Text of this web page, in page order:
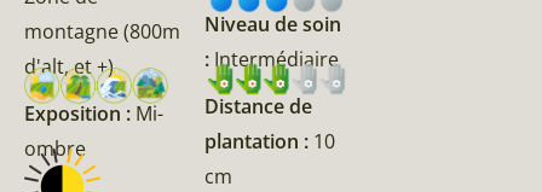
montagne (800m
d'alt, et +)
Exposition : Mi-
ombre
Niveau de soin
: Intermédiaire
Distance de
plantation : 10
cm